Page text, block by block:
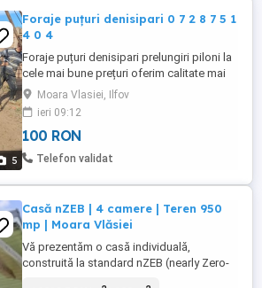
5
Foraje puțuri denisipari 0 7 2 8 7 5 1
4 0 4
Foraje puțuri denisipari prelungiri piloni la
cele mai bune prețuri oferim calitate mai
multe detalii la nr 0 7 2 8 7 5 1 4 0 4
Moara Vlasiei, Ilfov
ieri 09:12
100 RON
Telefon validat
Casă nZEB | 4 camere | Teren 950
mp | Moara Vlăsiei
Vă prezentăm o casă individuală,
construită la standard nZEB (nearly Zero-